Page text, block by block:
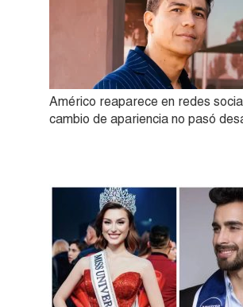
Américo reaparece en redes
cambio de apariencia no pasó